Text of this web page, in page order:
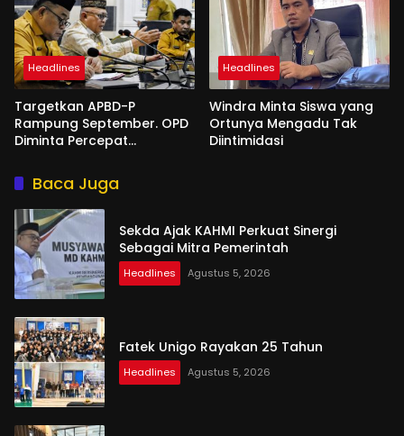
Headlines
Targetkan APBD-P
Rampung September. OPD
Diminta Percepat
Headlines
Windra Minta Siswa yang
Ortunya Mengadu Tak
Diintimidasi
Baca Juga
Sekda Ajak KAHMI Perkuat Sinergi
Sebagai Mitra Pemerintah
Headlines Agustus 5, 2026
Fatek Unigo Rayakan 25 Tahun
Headlines Agustus 5, 2026